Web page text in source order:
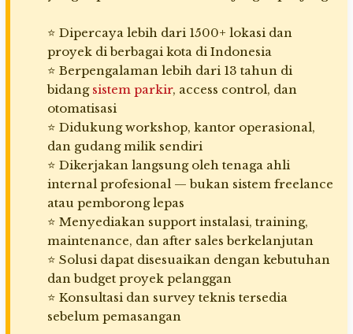
⭐ Dipercaya lebih dari 1500+ lokasi dan
proyek di berbagai kota di Indonesia
⭐ Berpengalaman lebih dari 13 tahun di
bidang sistem parkir, access control, dan
otomatisasi
⭐ Didukung workshop, kantor operasional,
dan gudang milik sendiri
⭐ Dikerjakan langsung oleh tenaga ahli
internal profesional — bukan sistem freelance
atau pemborong lepas
⭐ Menyediakan support instalasi, training,
maintenance, dan after sales berkelanjutan
⭐ Solusi dapat disesuaikan dengan kebutuhan
dan budget proyek pelanggan
⭐ Konsultasi dan survey teknis tersedia
sebelum pemasangan